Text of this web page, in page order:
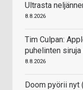
Ultrasta
8.8.2026
Tim Culpan:
puhelinten
8.8.2026
Doom pyörii nyt